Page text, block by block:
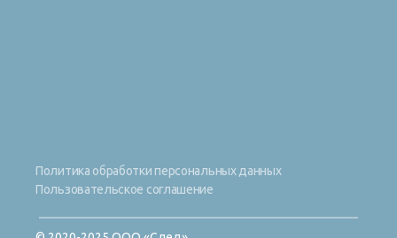
Пользовательское соглашение
Политика обработки персональных данных